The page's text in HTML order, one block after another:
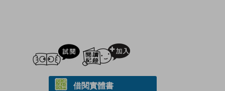
試閲
借閱實體書